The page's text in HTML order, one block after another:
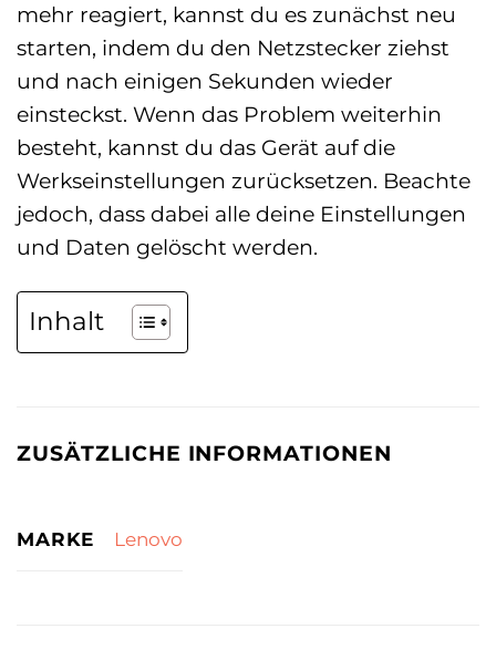
mehr reagiert, kannst du es zunächst neu
starten, indem du den Netzstecker ziehst
und nach einigen Sekunden wieder
einsteckst. Wenn das Problem weiterhin
besteht, kannst du das Gerät auf die
Werkseinstellungen zurücksetzen. Beachte
jedoch, dass dabei alle deine Einstellungen
und Daten gelöscht werden.
Inhalt
ZUSÄTZLICHE INFORMATIONEN
MARKE Lenovo